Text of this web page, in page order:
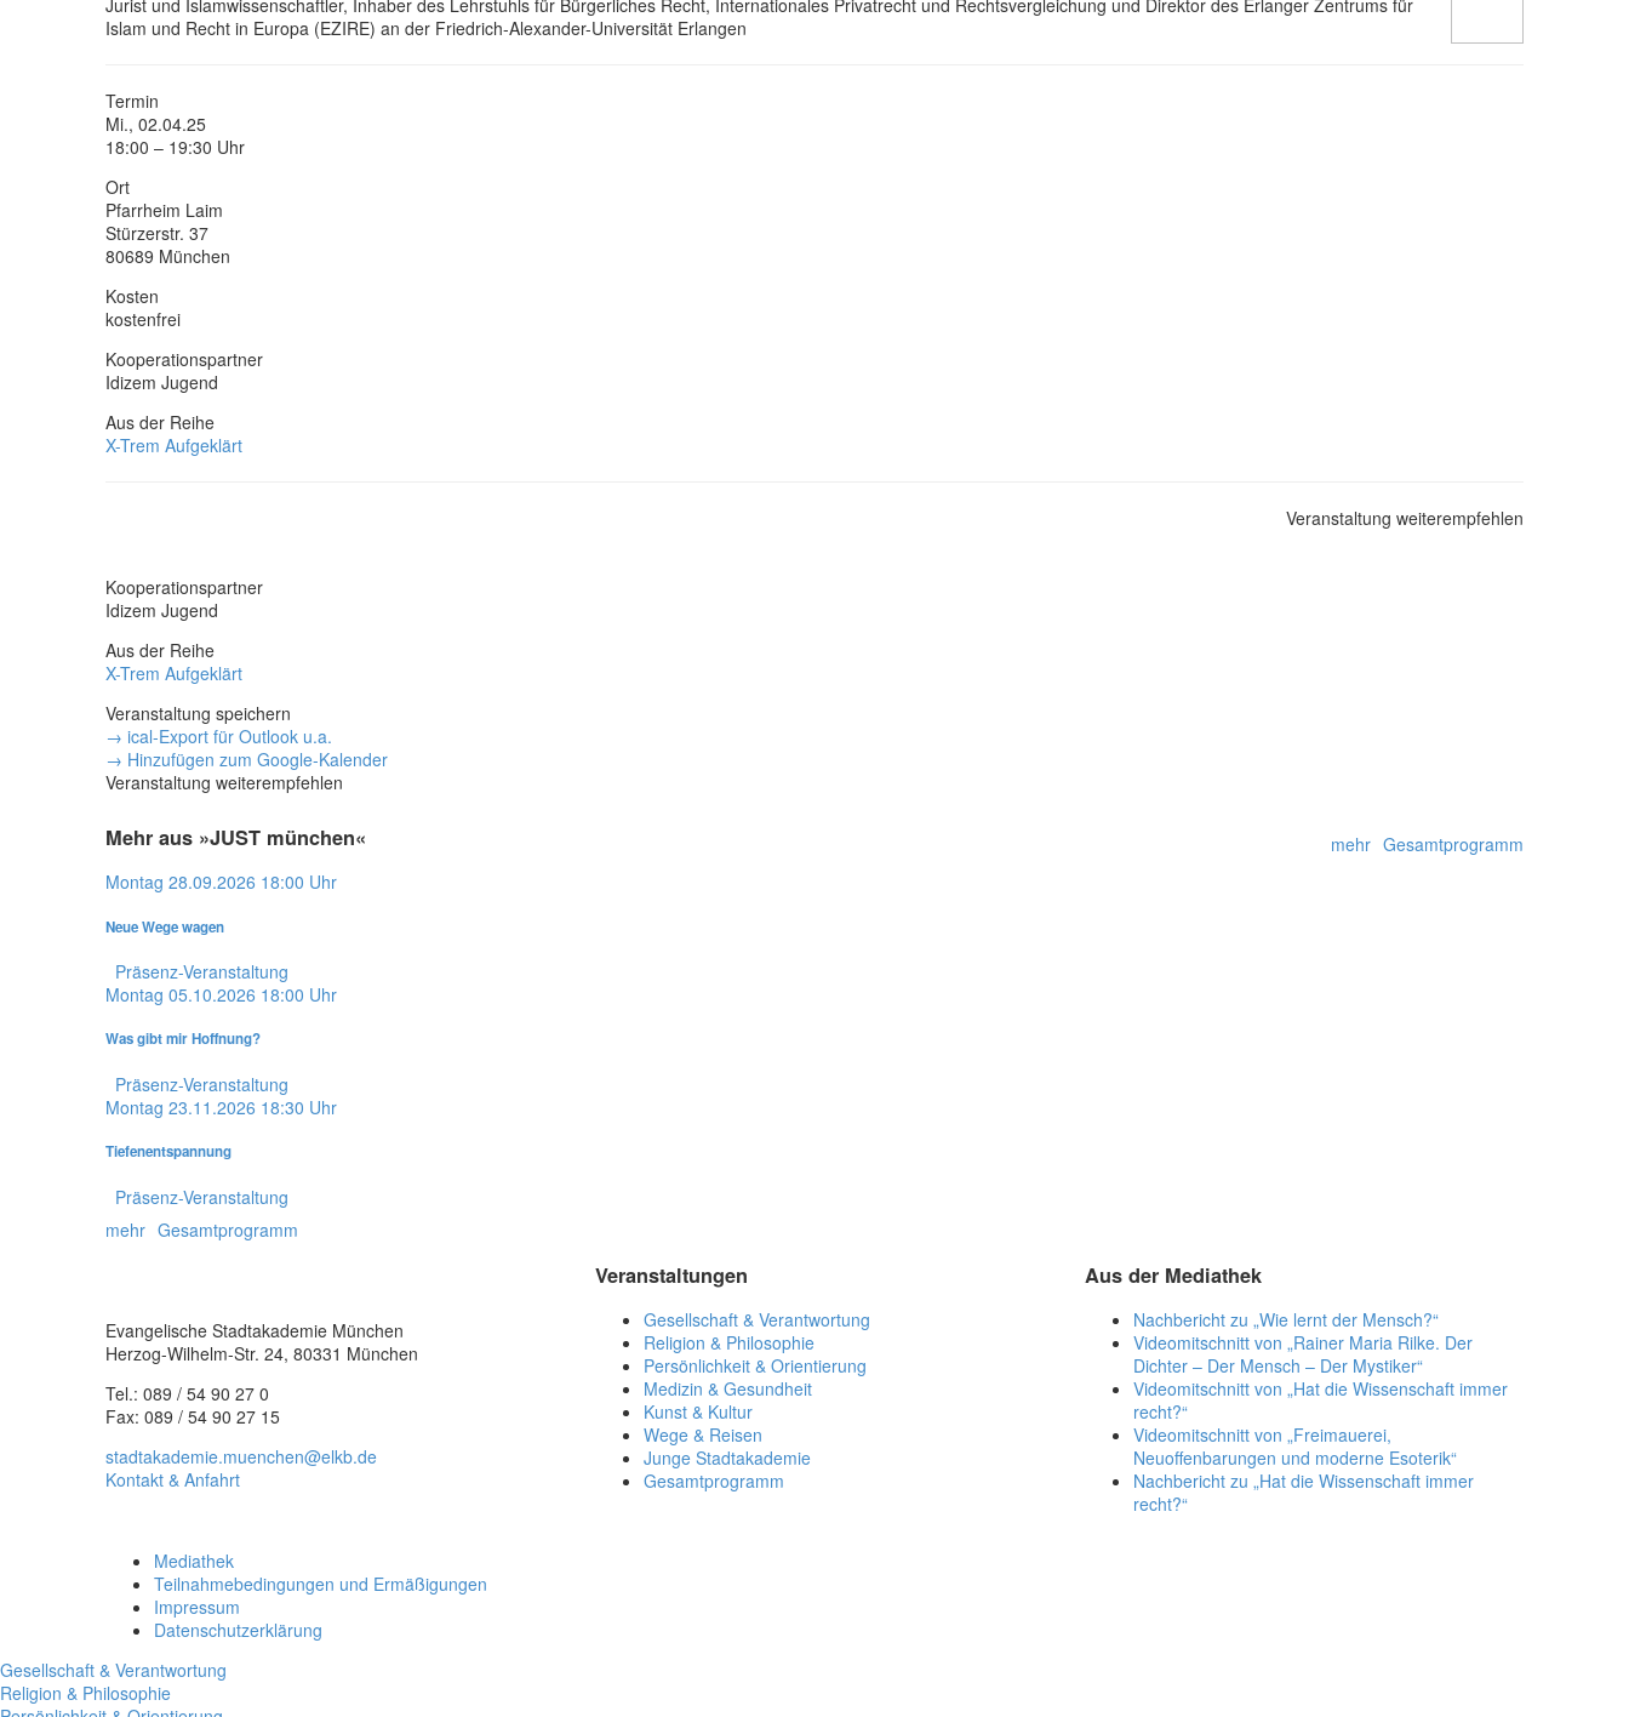
Islam und Recht in Europa (EZIRE) an der Friedrich-Alexander-Universität Erlangen
Termin
Mi., 02.04.25
18:00 – 19:30 Uhr
Ort
Pfarrheim Laim
Stürzerstr. 37
80689 München
Kosten
kostenfrei
Kooperationspartner
Idizem Jugend
Aus der Reihe
X-Trem Aufgeklärt
Veranstaltung weiterempfehlen
Kooperationspartner
Idizem Jugend
Aus der Reihe
X-Trem Aufgeklärt
Veranstaltung speichern
→ ical-Export für Outlook u.a.
→ Hinzufügen zum Google-Kalender
Veranstaltung weiterempfehlen
Gesamtprogramm
mehr
Mehr aus »JUST münchen«
Montag 28.09.2026 18:00 Uhr
Neue Wege wagen
Präsenz-Veranstaltung
Montag 05.10.2026 18:00 Uhr
Was gibt mir Hoffnung?
Präsenz-Veranstaltung
Montag 23.11.2026 18:30 Uhr
Tiefenentspannung
Präsenz-Veranstaltung
mehr Gesamtprogramm
Evangelische Stadtakademie München
Herzog-Wilhelm-Str. 24, 80331 München
Tel.: 089 / 54 90 27 0
Fax: 089 / 54 90 27 15
stadtakademie.muenchen@elkb.de
Kontakt & Anfahrt
Veranstaltungen
Gesellschaft & Verantwortung
Religion & Philosophie
Persönlichkeit & Orientierung
Medizin & Gesundheit
Kunst & Kultur
Wege & Reisen
Junge Stadtakademie
Gesamtprogramm
Aus der Mediathek
Nachbericht zu „Wie lernt der Mensch?“
Videomitschnitt von „Rainer Maria Rilke. Der
Dichter – Der Mensch – Der Mystiker“
Videomitschnitt von „Hat die Wissenschaft immer
recht?“
Videomitschnitt von „Freimauerei,
Neuoffenbarungen und moderne Esoterik“
Nachbericht zu „Hat die Wissenschaft immer
recht?“
Mediathek
Teilnahmebedingungen und Ermäßigungen
Impressum
Datenschutzerklärung
Gesellschaft & Verantwortung
Religion & Philosophie